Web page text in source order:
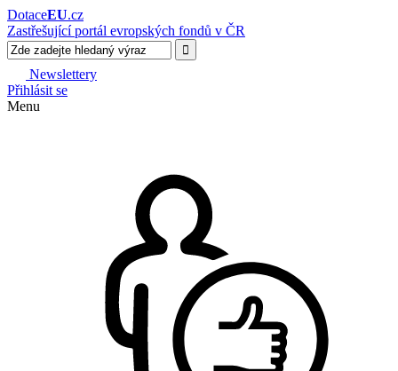
DotaceEU.cz
Zastřešující portál evropských fondů v ČR
Newslettery
Přihlásit se
Menu